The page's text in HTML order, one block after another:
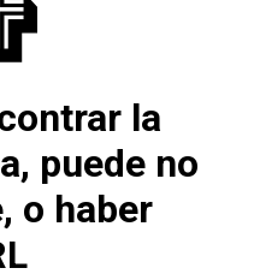
la
puede no
o haber